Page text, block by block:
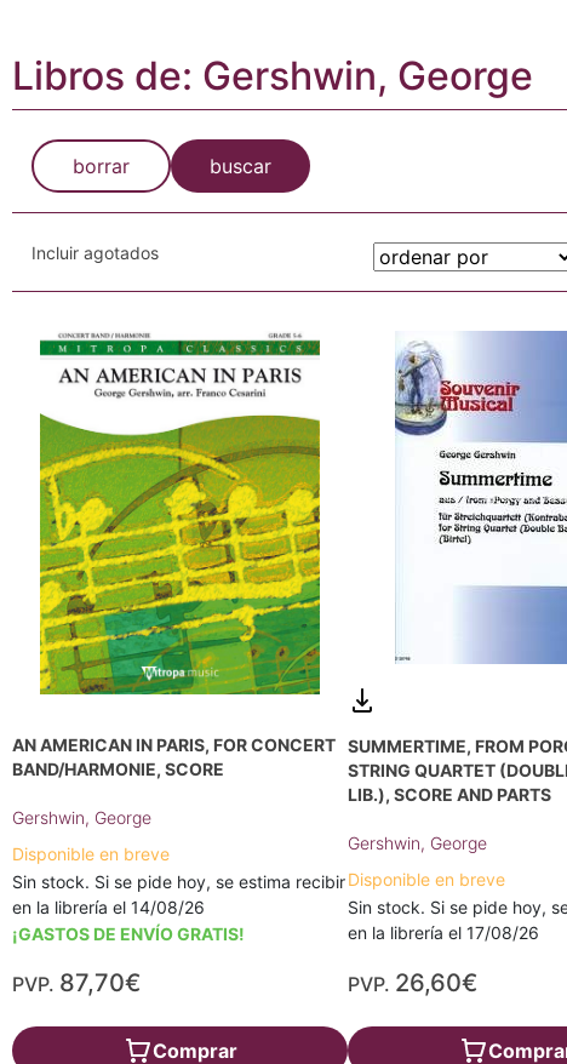
Libros de: Gershwin, George
borrar buscar
Incluir agotados
AN AMERICAN IN PARIS, FOR CONCERT
BAND/HARMONIE, SCORE
Gershwin, George
Disponible en breve
Sin stock. Si se pide hoy, se estima recibir
en la librería el 14/08/26
¡GASTOS DE ENVÍO GRATIS!
PVP. 87,70€
Comprar
SUMMERTIME, FROM
STRING QUARTET
LIB.), SCORE AND PARTS
Gershwin, George
Disponible en breve
Sin stock. Si se pide hoy,
en la librería el 17/08/26
PVP. 26,60€